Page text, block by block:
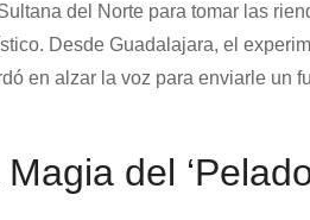
del Norte para tomar las
Desde Guadalajara, el
en alzar la voz para enviarle
del